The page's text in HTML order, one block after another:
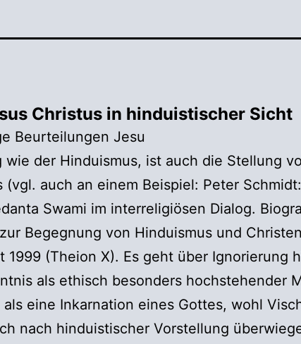
Christus in hinduistischer Sicht
Beurteilungen Jesu
wie der Hinduismus, ist auch die Stellung
(vgl. auch an einem Beispiel: Peter
Swami im interreligiösen Dialog.
Begegnung von Hinduismus und
1999 (Theion X). Es geht über Ignorierung
als ethisch besonders hochstehender
als eine Inkarnation eines Gottes, wohl
nach hinduistischer Vorstellung